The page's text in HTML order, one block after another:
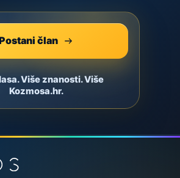
član
Više znanosti. Više
Kozmosa.hr.